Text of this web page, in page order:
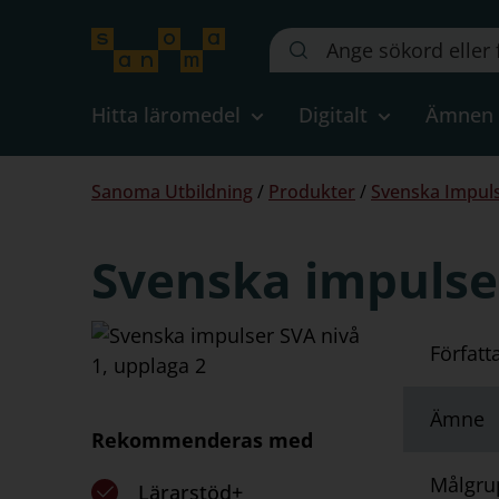
Sök
på
webbplatsen::
Hitta läromedel Digitalt Ämnen
Du
Sanoma Utbildning / Produkter / Svenska
Svenska
Rekommenderas med
Lärarstöd+
Ämne